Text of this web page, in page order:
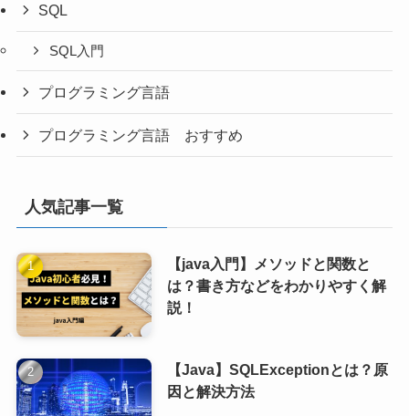
SQL
SQL入門
プログラミング言語
プログラミング言語 おすすめ
人気記事一覧
【java入門】メソッドと関数と
は？書き方などをわかりやすく解
説！
【Java】SQLExceptionとは？原
因と解決方法